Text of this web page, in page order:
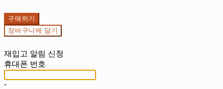
구매하기
장바구니에 담기
재입고 알림 신청
휴대폰 번호
-